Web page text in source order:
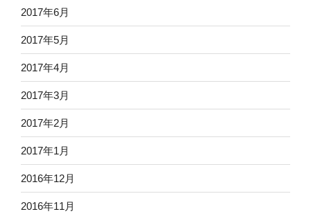
2017年6月
2017年5月
2017年4月
2017年3月
2017年2月
2017年1月
2016年12月
2016年11月